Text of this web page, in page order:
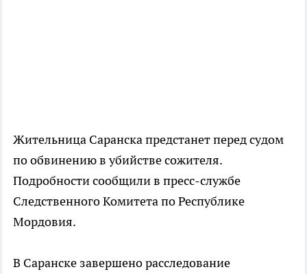
Жительница Саранска предстанет перед судом
по обвинению в убийстве сожителя.
Подробности сообщили в пресс-службе
Следственного Комитета по Республике
Мордовия.
В Саранске завершено расследование